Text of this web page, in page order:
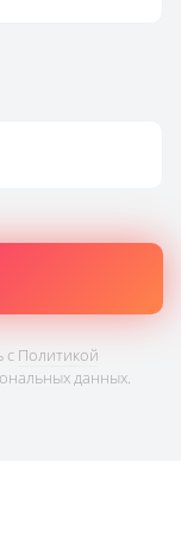
с Политикой
данных.